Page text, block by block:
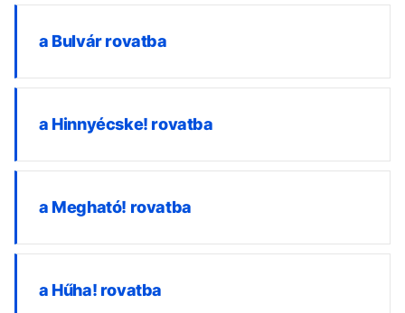
a Bulvár rovatba
a Hinnyécske! rovatba
a Megható! rovatba
a Hűha! rovatba